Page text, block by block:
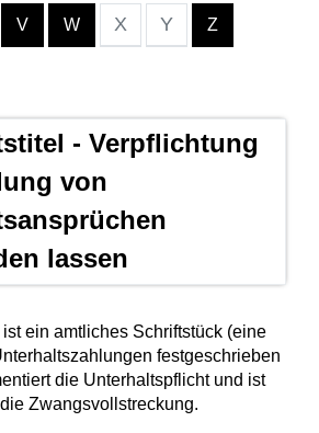
V W X Y Z
- Verpflichtung
von
lassen
ein amtliches Schriftstück (eine
festgeschrieben
die Unterhaltspflicht und ist
Zwangsvollstreckung.